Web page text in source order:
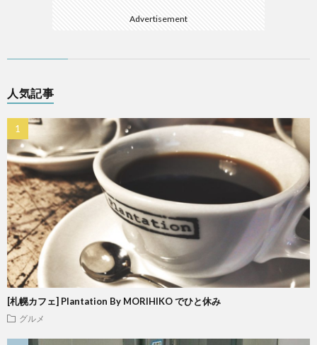
Advertisement
人気記事
[札幌カフェ] Plantation By MORIHIKO でひと休み
グルメ